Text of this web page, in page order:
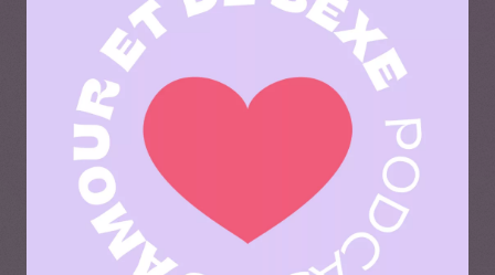
Reportages
Palmarès
À propos
S'impliquer